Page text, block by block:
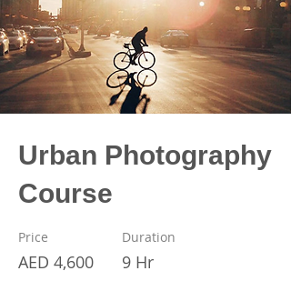
Urban Photography
Course
Price
AED 4,600
Duration
9 Hr